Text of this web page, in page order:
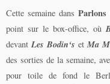
Cette semaine dans Parlons
point sur le box-office, où
devant Les Bodin‘s etMa
des sorties de la semaine,
pour toile de fond le